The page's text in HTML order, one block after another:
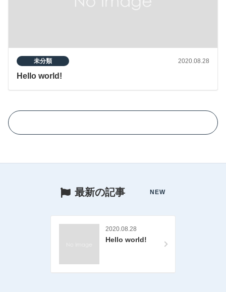
未分類 2020.08.28
Hello world!
最新の記事
2020.08.28
Hello world!